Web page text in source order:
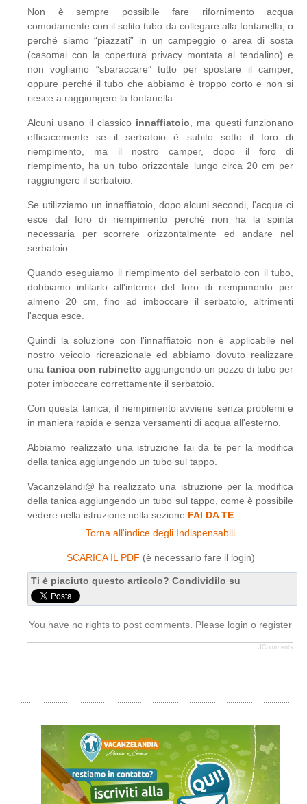
Non è sempre possibile fare rifornimento acqua
comodamente con il solito tubo da collegare alla fontanella, o
perché siamo “piazzati” in un campeggio o area di sosta
(casomai con la copertura privacy montata al tendalino) e
non vogliamo “sbaraccare” tutto per spostare il camper,
oppure perché il tubo che abbiamo è troppo corto e non si
riesce a raggiungere la fontanella.
Alcuni usano il classico innaffiatoio , ma questi funzionano
efficacemente se il serbatoio è subito sotto il foro di
riempimento, ma il nostro camper, dopo il foro di
riempimento, ha un tubo orizzontale lungo circa 20 cm per
raggiungere il serbatoio.
Se utilizziamo un innaffiatoio, dopo alcuni secondi, l'acqua ci
esce dal foro di riempimento perché non ha la spinta
necessaria per scorrere orizzontalmente ed andare nel
serbatoio.
Quando eseguiamo il riempimento del serbatoio con il tubo,
dobbiamo infilarlo all'interno del foro di riempimento per
almeno 20 cm, fino ad imboccare il serbatoio, altrimenti
l'acqua esce.
Quindi la soluzione con l'innaffiatoio non è applicabile nel
nostro veicolo ricreazionale ed abbiamo dovuto realizzare
una tanica con rubinetto aggiungendo un pezzo di tubo per
poter imboccare correttamente il serbatoio.
Con questa tanica, il riempimento avviene senza problemi e
in maniera rapida e senza versamenti di acqua all'esterno.
Abbiamo realizzato una istruzione fai da te per la modifica
della tanica aggiungendo un tubo sul tappo.
Vacanzelandi@ ha realizzato una istruzione per la modifica
della tanica aggiungendo un tubo sul tappo, come è possibile
vedere nella istruzione nella sezione FAI DA TE
Torna all'indice degli Indispensabili
SCARICA IL PDF (è necessario fare il login)
Ti è piaciuto questo articolo? Condividilo su
You have no rights to post comments. Please login o register
JComments